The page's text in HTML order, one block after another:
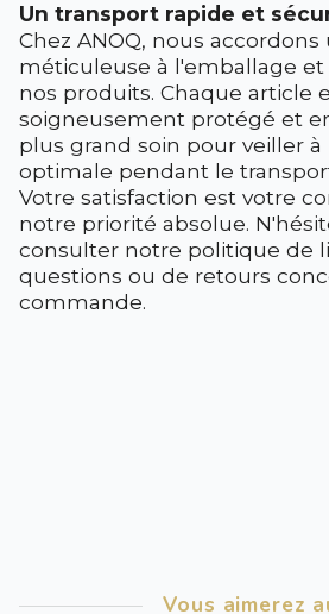
Un transport rapide et
Chez ANOQ, nous
méticuleuse à l'emballage
nos produits. Chaque article
soigneusement protégé et
plus grand soin pour veiller
optimale pendant le
Votre satisfaction est votre
notre priorité absolue.
consulter notre politique de
questions ou de retours
commande.
Vous aimerez